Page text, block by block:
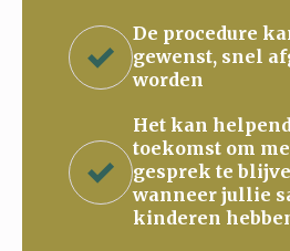
De procedure
gewenst, snel
worden
Het kan
toekomst om
gesprek te
wanneer jullie
kinderen